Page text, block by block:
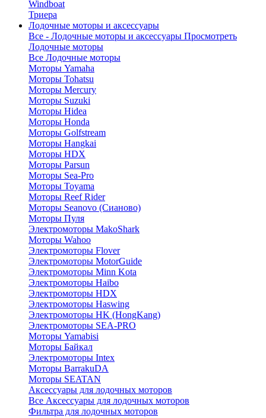
Windboat
Триера
Лодочные моторы и аксессуары
Все - Лодочные моторы и аксессуары Просмотреть
Лодочные моторы
Все Лодочные моторы
Моторы Yamaha
Моторы Tohatsu
Моторы Mercury
Моторы Suzuki
Моторы Hidea
Моторы Honda
Моторы Golfstream
Моторы Hangkai
Моторы HDX
Моторы Parsun
Моторы Sea-Pro
Моторы Toyama
Моторы Reef Rider
Моторы Seanovo (Сианово)
Моторы Пуля
Электромоторы MakoShark
Моторы Wahoo
Электромоторы Flover
Электромоторы MotorGuide
Электромоторы Minn Kota
Электромоторы Haibo
Электромоторы HDX
Электромоторы Haswing
Электромоторы HK (HongKang)
Электромоторы SEA-PRO
Моторы Yamabisi
Моторы Байкал
Электромоторы Intex
Моторы BarrakuDA
Моторы SEATAN
Аксессуары для лодочных моторов
Все Аксессуары для лодочных моторов
Фильтра для лодочных моторов